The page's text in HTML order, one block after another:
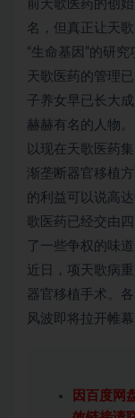
前天歌医药的创
名，但真正让天
“生命基因”的研
天歌医药的管理
子养女早已长大
赫赫有名的人物。
以现在天歌医药
渐垄断器官移植
的利益可以说高
歌医药已经交由
了一些争权的味
近日，项天歌病
器官移植手术。
风波即将拉开帷幕
因百度网